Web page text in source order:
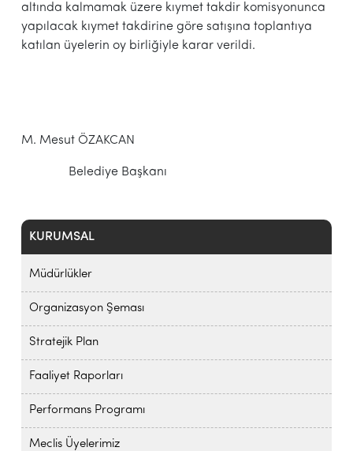
KURUMSAL
Müdürlükler
Organizasyon Şeması
Stratejik Plan
Faaliyet Raporları
Performans Programı
Meclis Üyelerimiz
altında kalmamak üzere kıymet takdir komisyonunca
yapılacak kıymet takdirine göre satışına toplantıya
katılan üyelerin oy birliğiyle karar verildi.
M. Mesut ÖZAKCAN
Belediye Başkanı